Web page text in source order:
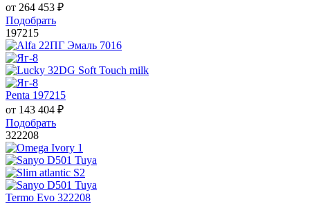
от 264 453 ₽
Подобрать
197215
Penta 197215
от 143 404 ₽
Подобрать
322208
Termo Evo 322208